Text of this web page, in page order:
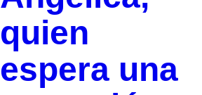
quien
espera una